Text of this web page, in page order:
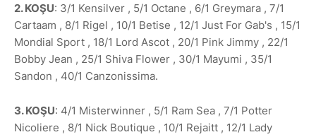
2. KOŞU: 3/1 Kensilver , 5/1 Octane , 6/1 Greymara , 7/1
Cartaam , 8/1 Rigel , 10/1 Betise , 12/1 Just For Gab's , 15/1
Mondial Sport , 18/1 Lord Ascot , 20/1 Pink Jimmy , 22/1
Bobby Jean , 25/1 Shiva Flower , 30/1 Mayumi , 35/1
Sandon , 40/1 Canzonissima.
3. KOŞU: 4/1 Misterwinner , 5/1 Ram Sea , 7/1 Potter
Nicoliere , 8/1 Nick Boutique , 10/1 Rejaitt , 12/1 Lady